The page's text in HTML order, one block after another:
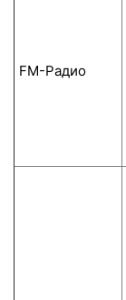
FM-Радио